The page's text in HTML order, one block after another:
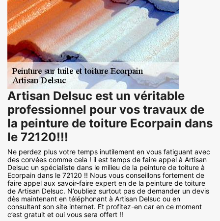
Artisan Delsuc est un véritable
professionnel pour vos travaux de
la peinture de toiture Ecorpain dans
le 72120!!!
Ne perdez plus votre temps inutilement en vous fatiguant avec
des corvées comme cela ! il est temps de faire appel à Artisan
Delsuc un spécialiste dans le milieu de la peinture de toiture à
Ecorpain dans le 72120 !! Nous vous conseillons fortement de
faire appel aux savoir-faire expert en de la peinture de toiture
de Artisan Delsuc. N’oubliez surtout pas de demander un devis
dès maintenant en téléphonant à Artisan Delsuc ou en
consultant son site internet. Et profitez-en car en ce moment
c’est gratuit et oui vous sera offert !!